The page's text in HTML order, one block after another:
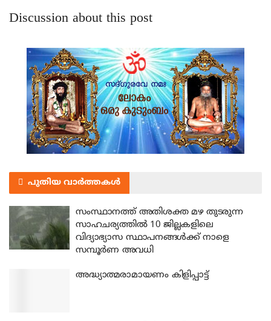
Discussion about this post
പുതിയ വാർത്തകൾ
സംസ്ഥാനത്ത് അതിശക്ത മഴ തുടരുന്ന
സാഹചര്യത്തിൽ 10 ജില്ലകളിലെ
വിദ്യാഭ്യാസ സ്ഥാപനങ്ങൾക്ക് നാളെ
സമ്പൂർണ അവധി
അദ്ധ്യാത്മരാമായണം കിളിപ്പാട്ട്